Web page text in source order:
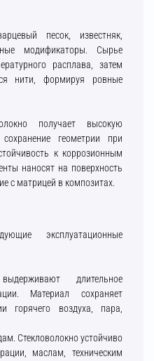
песок, известняк,
модификаторы. Сырье
расплава, затем
нити, формируя ровные
получает высокую
геометрии при
к коррозионным
наносят на поверхность
с матрицей в композитах.
эксплуатационные
длительное
Материал сохраняет
горячего воздуха, пара,
Стекловолокно устойчиво
маслам, техническим